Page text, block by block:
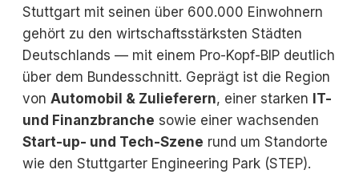
Stuttgart mit seinen über 600.000 Einwohnern
gehört zu den wirtschaftsstärksten Städten
Deutschlands — mit einem Pro-Kopf-BIP deutlich
über dem Bundesschnitt. Geprägt ist die Region
von Automobil & Zulieferern, einer starken IT-
und Finanzbranche sowie einer wachsenden
Start-up- und Tech-Szene rund um Standorte
wie den Stuttgarter Engineering Park (STEP).